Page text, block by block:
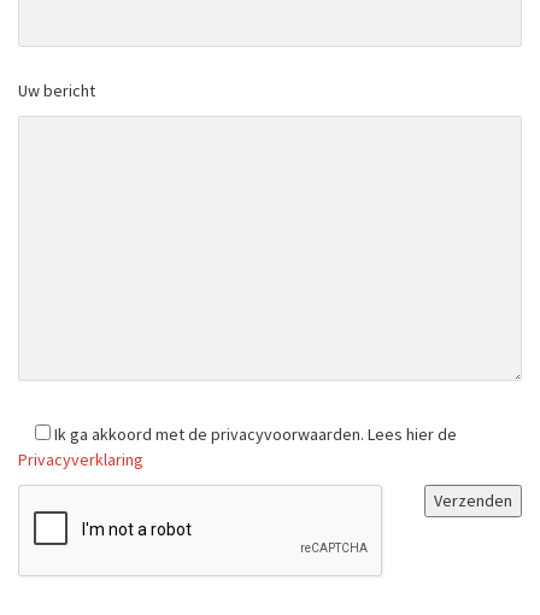
Uw bericht
Ik ga akkoord met de privacyvoorwaarden. Lees hier de
Privacyverklaring